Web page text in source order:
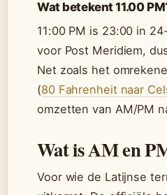
Wat betekent 11.00
11:00 PM is 23:00 in
voor Post Meridiem,
Net zoals het
(80 Fahrenheit naar
omzetten van AM/PM
Wat is AM en
Voor wie de Latijnse